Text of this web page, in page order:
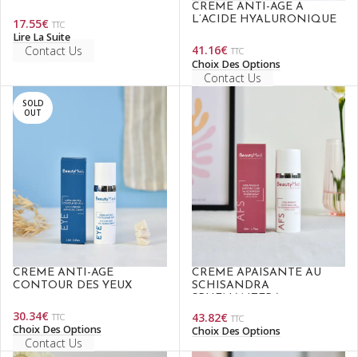
17.55€ TTC
Lire La Suite
Contact Us
CRÈME ANTI-ÂGE À
L’ACIDE HYALURONIQUE
41.16€ TTC
Choix Des Options
Contact Us
SOLD
OUT
CRÈME ANTI-ÂGE
CONTOUR DES YEUX
30.34€ TTC
Choix Des Options
Contact Us
CRÈME APAISANTE AU
SCHISANDRA
43.82€ TTC
Choix Des Options